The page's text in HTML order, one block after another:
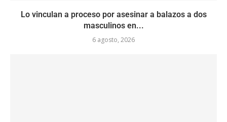
Lo vinculan a proceso por asesinar a balazos a dos
masculinos en...
6 agosto, 2026